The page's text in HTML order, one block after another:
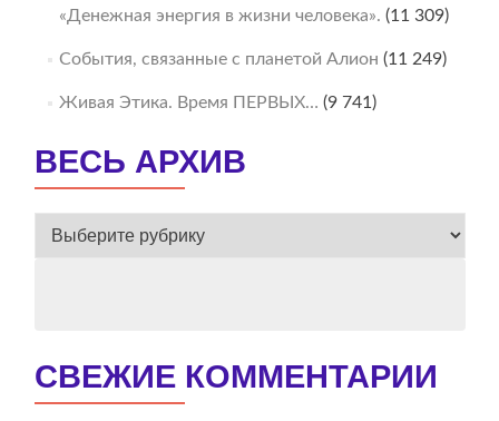
«Денежная энергия в жизни человека». (11 309)
События, связанные с планетой Алион (11 249)
Живая Этика. Время ПЕРВЫХ… (9 741)
ВЕСЬ АРХИВ
ВЕСЬ
СВЕЖИЕ КОММЕНТАРИИ